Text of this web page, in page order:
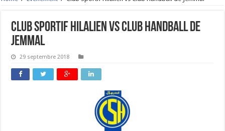
Club Sportif Hilalien vs Club Handball de
Jemmal
29 septembre 2018